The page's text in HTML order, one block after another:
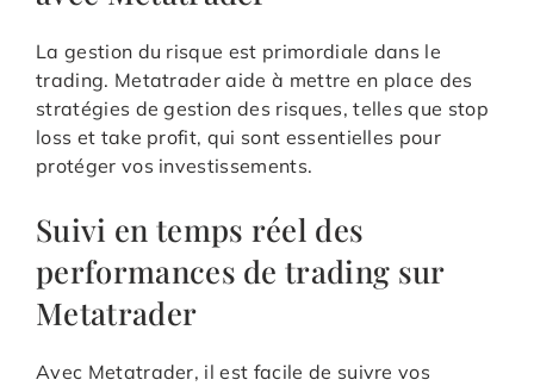
La gestion du risque est primordiale dans le
trading. Metatrader aide à mettre en place des
stratégies de gestion des risques, telles que stop
loss et take profit, qui sont essentielles pour
protéger vos investissements.
Suivi en temps réel des
performances de trading sur
Metatrader
Avec Metatrader, il est facile de suivre vos